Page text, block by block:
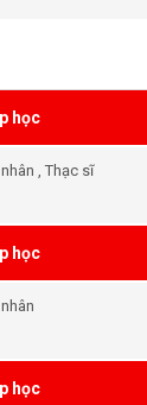
học
, Thạc sĩ
học
học